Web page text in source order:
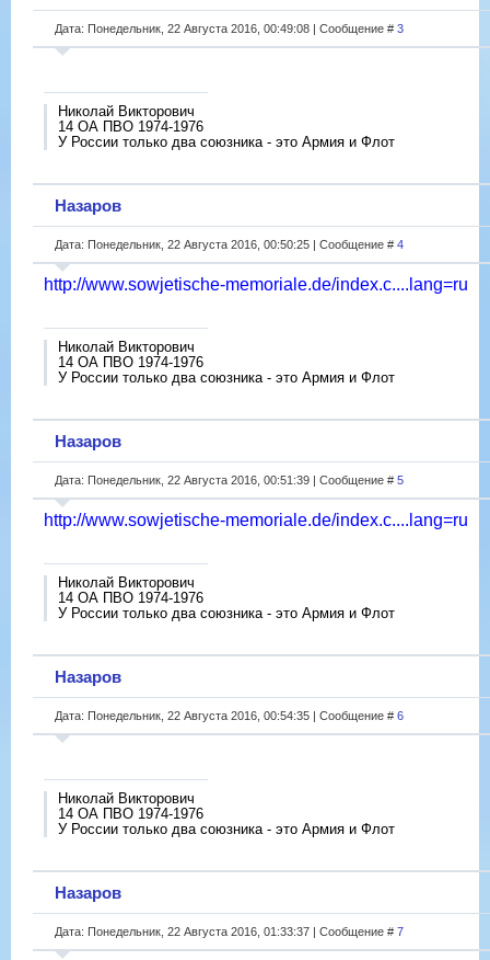
Дата: Понедельник, 22 Августа 2016, 00:49:08 | Сообщение # 3
Николай Викторович
14 ОА ПВО 1974-1976
У России только два союзника - это Армия и Флот
Назаров
Дата: Понедельник, 22 Августа 2016, 00:50:25 | Сообщение # 4
http://www.sowjetische-memoriale.de/index.c....lang=ru
Николай Викторович
14 ОА ПВО 1974-1976
У России только два союзника - это Армия и Флот
Назаров
Дата: Понедельник, 22 Августа 2016, 00:51:39 | Сообщение # 5
http://www.sowjetische-memoriale.de/index.c....lang=ru
Николай Викторович
14 ОА ПВО 1974-1976
У России только два союзника - это Армия и Флот
Назаров
Дата: Понедельник, 22 Августа 2016, 00:54:35 | Сообщение # 6
Николай Викторович
14 ОА ПВО 1974-1976
У России только два союзника - это Армия и Флот
Назаров
Дата: Понедельник, 22 Августа 2016, 01:33:37 | Сообщение # 7